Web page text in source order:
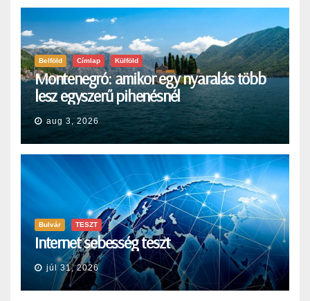
Belföld Címlap Külföld
Montenegró: amikor egy nyaralás több
lesz egyszerű pihenésnél
aug 3, 2026
Bulvár TESZT
Internet sebesség teszt
júl 31, 2026